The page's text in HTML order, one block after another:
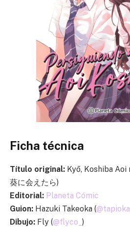
Ficha técnica
Título original: Kyō, Koshiba
葵に会えたら)
Editorial: Planeta Cómic
Guion: Hazuki Takeoka (
Dibujo: Fly (@flyco_ )